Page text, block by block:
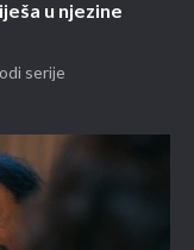
u njezine
serije